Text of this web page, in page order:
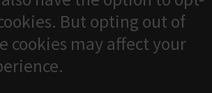
But opting out of
cookies may affect your